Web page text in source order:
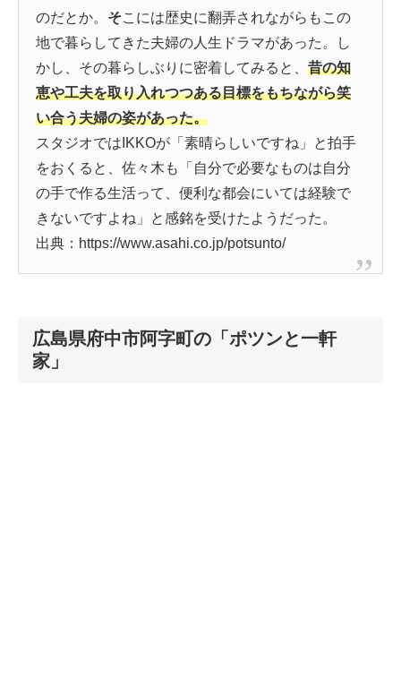
のだとか。 そこには歴史に翻弄されながらもこの
地で暮らしてきた夫婦の人生ドラマがあった。し
かし、その暮らしぶりに密着してみると、昔の知
恵や工夫を取り入れつつある目標をもちながら笑
い合う夫婦の姿があった。
スタジオではIKKOが「素晴らしいですね」と拍手
をおくると、佐々木も「自分で必要なものは自分
の手で作る生活って、便利な都会にいては経験で
きないですよね」と感銘を受けたようだった。
出典：https://www.asahi.co.jp/potsunto/
広島県府中市阿字町の「ポツンと一軒
家」